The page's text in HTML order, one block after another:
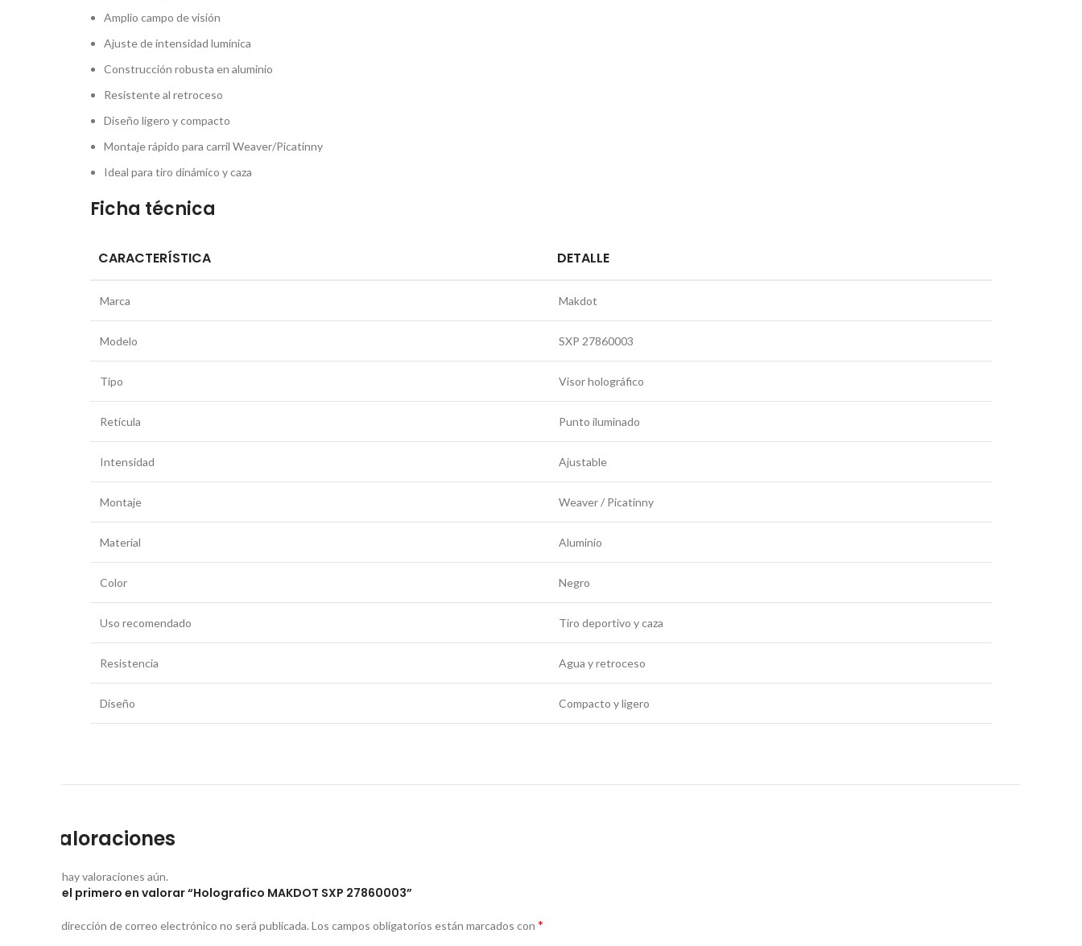
Amplio campo de visión
Ajuste de intensidad lumínica
Construcción robusta en aluminio
Resistente al retroceso
Diseño ligero y compacto
Montaje rápido para carril Weaver/Picatinny
Ideal para tiro dinámico y caza
Ficha técnica
CARACTERÍSTICA DETALLE
Marca Makdot
Modelo SXP 27860003
Tipo Visor holográfico
Retícula Punto iluminado
Intensidad Ajustable
Montaje Weaver / Picatinny
Material Aluminio
Color Negro
Uso recomendado Tiro deportivo y caza
Resistencia Agua y retroceso
Diseño Compacto y ligero
Valoraciones
No hay valoraciones aún.
Sé el primero en valorar “Holografico MAKDOT SXP 27860003”
Tu dirección de correo electrónico no será publicada.Los campos obligatorios están marcados con *